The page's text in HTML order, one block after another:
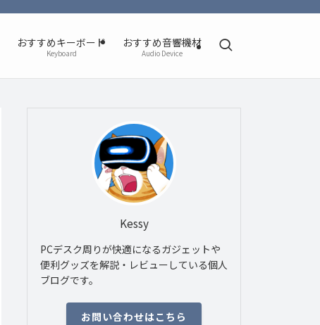
おすすめキーボード
Keyboard
おすすめ音響機材
Audio Device
Kessy
PCデスク周りが快適になるガジェットや
便利グッズを解説・レビューしている個人
ブログです。
お問い合わせはこちら